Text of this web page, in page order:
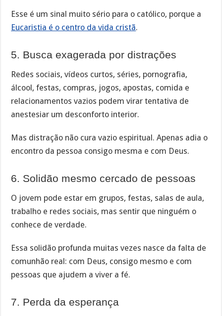
Esse é um sinal muito sério para o católico, porque a
Eucaristia é o centro da vida cristã.
5. Busca exagerada por distrações
Redes sociais, vídeos curtos, séries, pornografia,
álcool, festas, compras, jogos, apostas, comida e
relacionamentos vazios podem virar tentativa de
anestesiar um desconforto interior.
Mas distração não cura vazio espiritual. Apenas adia o
encontro da pessoa consigo mesma e com Deus.
6. Solidão mesmo cercado de pessoas
O jovem pode estar em grupos, festas, salas de aula,
trabalho e redes sociais, mas sentir que ninguém o
conhece de verdade.
Essa solidão profunda muitas vezes nasce da falta de
comunhão real: com Deus, consigo mesmo e com
pessoas que ajudem a viver a fé.
7. Perda da esperança